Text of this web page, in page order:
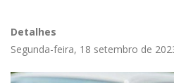
Detalhes
Segunda-feira, 18 setembro de